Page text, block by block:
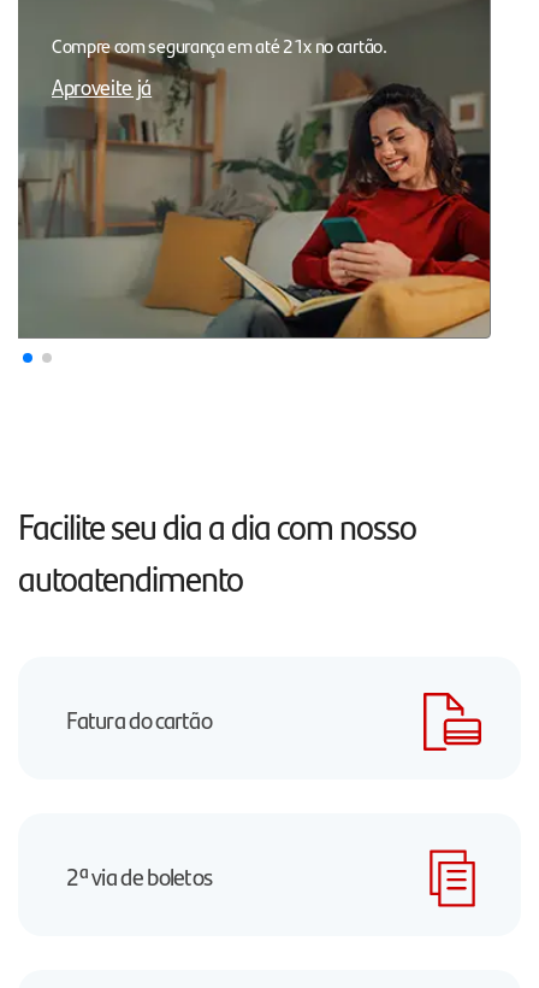
Compre com segurança em até 21x no cartão.
Aproveite já
Facilite seu dia a dia com nosso
autoatendimento
Fatura do cartão
2ª via de boletos